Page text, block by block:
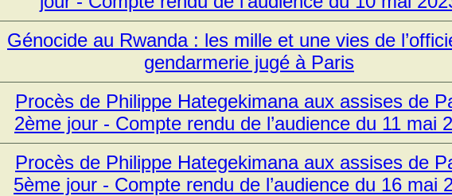
Génocide au Rwanda : les mille et une vies de
gendarmerie jugé à Paris
Procès de Philippe Hategekimana aux assises de
2ème jour - Compte rendu de l’audience du 11 mai
Procès de Philippe Hategekimana aux assises de
5ème jour - Compte rendu de l’audience du 16 mai